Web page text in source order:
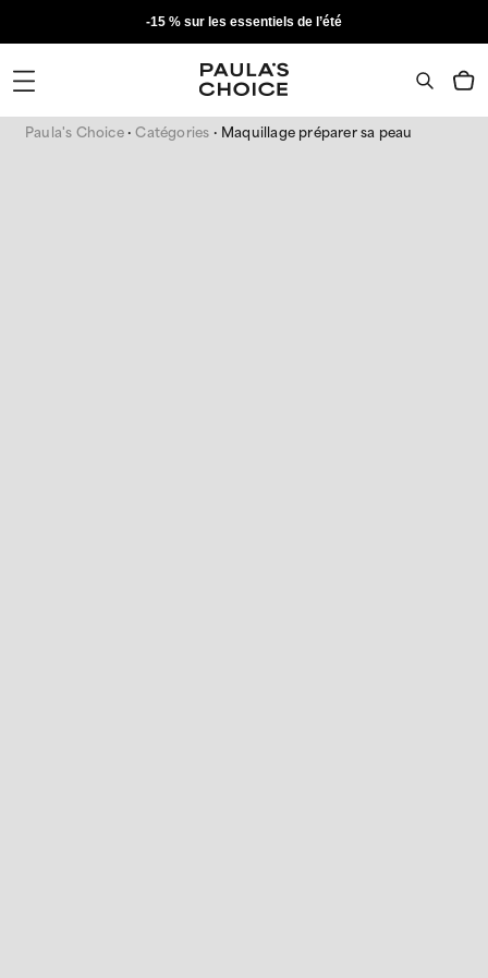
-15 % sur les essentiels de l’été
Paula's Choice Catégories Maquillage préparer sa peau